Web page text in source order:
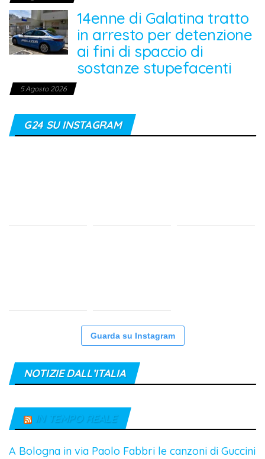
14enne di Galatina tratto
in arresto per detenzione
ai fini di spaccio di
sostanze stupefacenti
5 Agosto 2026
G24 SU INSTAGRAM
Guarda su Instagram
NOTIZIE DALL’ITALIA
IN TEMPO REALE
A Bologna in via Paolo Fabbri le canzoni di Guccini